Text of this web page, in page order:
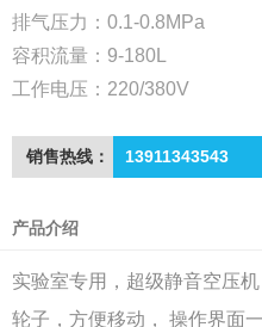
排气压力：0.1-0.8MPa
容积流量：9-180L
工作电压：220/380V
销售热线： 13911343543
产品介绍
实验室专用，超级静音空压
轮子，方便移动， 操作界面